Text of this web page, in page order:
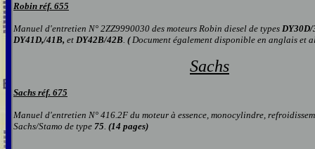
Robin réf. 655
Manuel d'entretien N° 2ZZ9990030 des moteurs Robin diesel de types
DY41D,/41B, et DY42B/42B. (Document également disponible en anglais et
Sachs
Sachs réf. 675
Manuel d'entretien N° 416.2F du moteur à essence, monocylindre,
Sachs/Stamo de type 75. (14 pages)